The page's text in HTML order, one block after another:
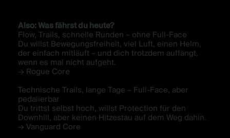
Also: Was fährst du heute?
Flow, Trails, schnelle Runden – ohne Full-Face
Du willst Bewegungsfreiheit, viel Luft, einen Helm,
der einfach mitläuft – und dich trotzdem auffängt,
wenn es mal nicht aufgeht.
→ Rogue Core
Technische Trails, lange Tage – Full-Face, aber
pedalierbar
Du trittst selbst hoch, willst Protection für den
Downhill, aber keinen Hitzestau auf dem Weg dahin.
→ Vanguard Core